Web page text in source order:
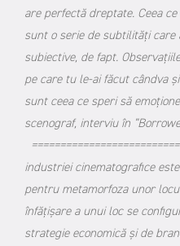
are perfectă dreptate. Ceea
sunt o serie de subtilităţi care
subiective, de fapt.
pe care tu le-ai făcut cândva
sunt ceea ce speri să
scenograf, interviu în
industriei cinematografice
pentru metamorfoza unor
înfățișare a unui loc se
strategie economică și de